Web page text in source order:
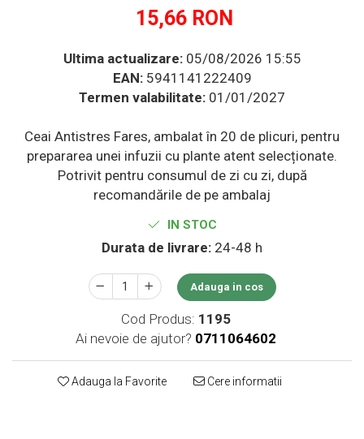
Par si unghii
Probiotice si prebiotice
Sistemul respirator
Slabire si control greutate
Somn stres si anxietate
Supliment Complexe
Supliment Magneziu
Supliment Vitamina B
Supliment Vitamina D3
15,66 RON
Ultima actualizare:05/08/2026 15:55
EAN:5941141222409
Termen valabilitate: 01/01/2027
Ceai Antistres Fares, ambalat în 20 de plicuri, pentru
prepararea unei infuzii cu plante atent selecționate.
Potrivit pentru consumul de zi cu zi, după
recomandările de pe ambalaj
IN STOC
Durata de livrare: 24-48 h
Adauga in cos
Cod Produs: 1195
Ai nevoie de ajutor? 0711064602
Adauga la Favorite Cere informatii